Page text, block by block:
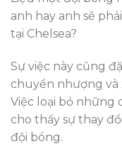
anh hay anh sẽ
tại Chelsea?
Sự việc này cũng
chuyển nhượng và
Việc loại bỏ những
cho thấy sự thay
đội bóng.